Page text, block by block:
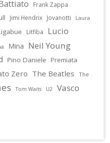
Frank Zappa
Jimi Hendrix Jovanotti
Laura
Litfiba
Lucio
Mina Neil Young
Pino Daniele
Premiata
Zero The Beatles
The
Tom Waits U2
Vasco